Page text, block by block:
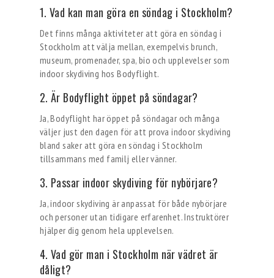
1. Vad kan man göra en söndag i Stockholm?
Det finns många aktiviteter att göra en söndag i
Stockholm att välja mellan, exempelvis brunch,
museum, promenader, spa, bio och upplevelser som
indoor skydiving hos Bodyflight.
2. Är Bodyflight öppet på söndagar?
Ja, Bodyflight har öppet på söndagar och många
väljer just den dagen för att prova indoor skydiving
bland saker att göra en söndag i Stockholm
tillsammans med familj eller vänner.
3. Passar indoor skydiving för nybörjare?
Ja, indoor skydiving är anpassat för både nybörjare
och personer utan tidigare erfarenhet. Instruktörer
hjälper dig genom hela upplevelsen.
4. Vad gör man i Stockholm när vädret är
dåligt?